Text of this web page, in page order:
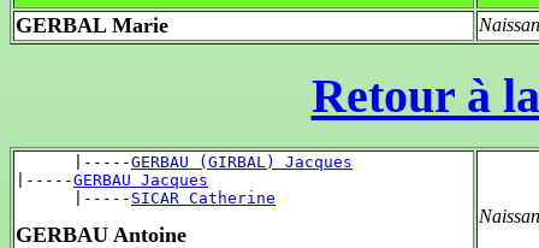
GERBAL Marie
Retour à
      |-----
GERBAU (GIRBAL) Jacques
|-----GERBAU Jacques
      |-----
SICAR Catherine
GERBAU Antoine